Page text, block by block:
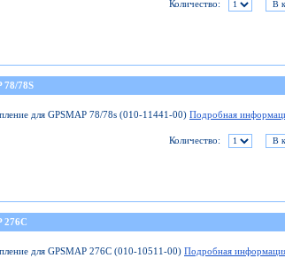
Количество:
78/78S
для GPSMAP 78/78s (010-11441-00) Подробная
Количество:
276C
для GPSMAP 276C (010-10511-00) Подробная